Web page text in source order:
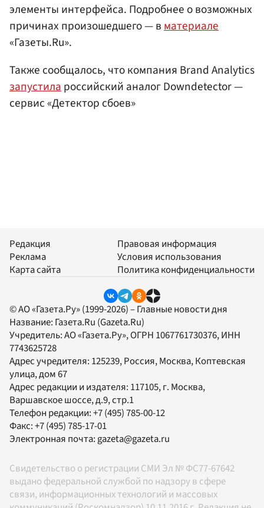
элементы интерфейса. Подробнее о возможных
причинах произошедшего — вматериале
«Газеты.Ru».
Также сообщалось, что компания Brand Analytics
запустилароссийский аналог Downdetector —
сервис «Детектор сбоев»
Редакция
Реклама
Карта сайта
Правовая информация
Условия использования
Политика конфиденциальности
© АО «Газета.Ру» (1999-2026) – Главные новости дня
Название: Газета.Ru (Gazeta.Ru)
Учредитель:АО «Газета.Ру», ОГРН 1067761730376, ИНН
7743625728
Адрес учредителя: 125239, Россия, Москва, Коптевская
улица, дом 67
Адрес редакции и издателя: 117105, г. Москва,
Варшавское шоссе, д.9, стр.1
Телефон редакции:+7 (495) 785-00-12
Факс:+7 (495) 785-17-01
Электронная почта: gazeta@gazeta.ru
Свидетельство о регистрации СМИ Эл № ФС77-67642
выдано федеральной службой по надзору в сфере
связи, информационных технологий и массовых